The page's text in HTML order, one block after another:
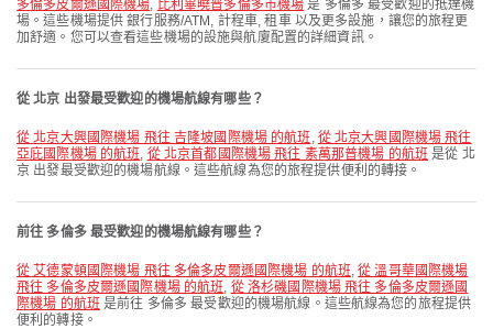
多倫多皮爾遜國際機場, 比利畢曉普多倫多市機場 是 多倫多 最受歡迎的抵達機
場。這些機場提供 銀行服務/ATM, 計程車, 租車 以及更多設施，讓您的旅程更
加舒適。您可以查看這些機場的設施與航廈配置的詳細資訊。
從 北京 出發最受歡迎的機場航線有哪些？
從 北京大興國際機場 飛往 吉隆坡國際機場 的航班 , 從 北京大興國際機場 飛往
亞庇國際機場 的航班, 從 北京首都國際機場 飛往 素萬那普機場 的航班 是從 北
京 出發最受歡迎的機場航線。這些航線為您的旅程提供便利的轉接。
前往 多倫多 最受歡迎的機場航線有哪些？
從 艾德蒙頓國際機場 飛往 多倫多皮爾遜國際機場 的航班,從 溫哥華國際機場
飛往 多倫多皮爾遜國際機場 的航班, 從 洛杉磯國際機場 飛往 多倫多皮爾遜國
際機場 的航班 是前往 多倫多 最受歡迎的機場航線。這些航線為您的旅程提供
便利的轉接。